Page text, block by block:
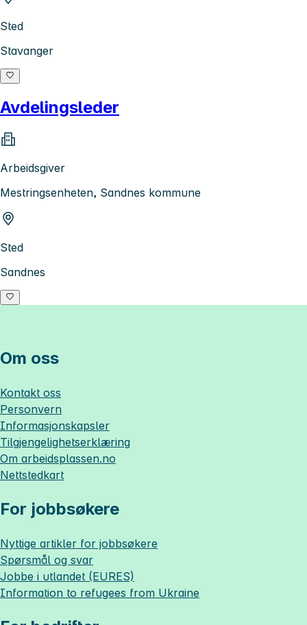
Sted
Stavanger
Avdelingsleder
Arbeidsgiver
Mestringsenheten, Sandnes kommune
Sted
Sandnes
Om oss
Kontakt oss
Personvern
Informasjonskapsler
Tilgjengelighetserklæring
Om arbeidsplassen.no
Nettstedkart
For jobbsøkere
Nyttige artikler for jobbsøkere
Spørsmål og svar
Jobbe i utlandet (EURES)
Information to refugees from Ukraine